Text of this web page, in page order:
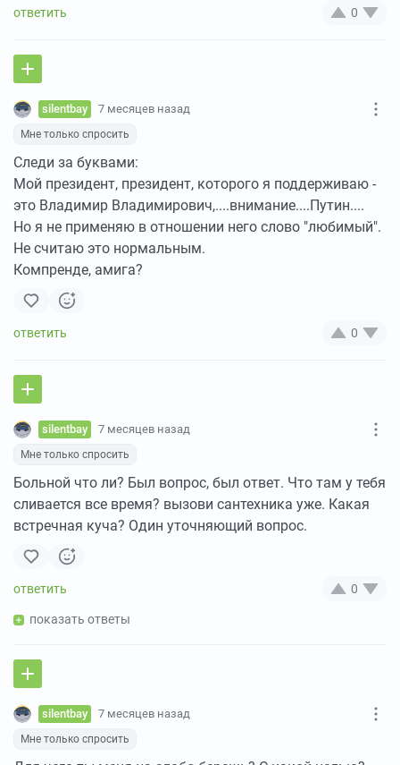
0
silentbay 7 месяцев назад
Мне только спросить
Следи за буквами:
Мой президент, президент, которого я поддерживаю -
это Владимир Владимирович,....внимание....Путин....
Но я не применяю в отношении него слово "любимый".
Не считаю это нормальным.
Компренде, амига?
0
silentbay 7 месяцев назад
Мне только спросить
Больной что ли? Был вопрос, был ответ. Что там у тебя
сливается все время? вызови сантехника уже. Какая
встречная куча? Один уточняющий вопрос.
0
показать ответы
silentbay 7 месяцев назад
Мне только спросить